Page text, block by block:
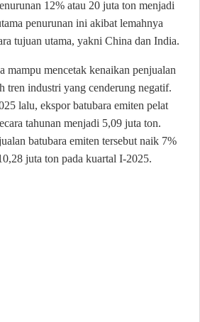
12% atau 20 juta ton menjadi
penurunan ini akibat lemahnya
tujuan utama, yakni China dan India.
mampu mencetak kenaikan penjualan
tren industri yang cenderung negatif.
lalu, ekspor batubara emiten pelat
tahunan menjadi 5,09 juta ton.
batubara emiten tersebut naik 7%
juta ton pada kuartal I-2025.